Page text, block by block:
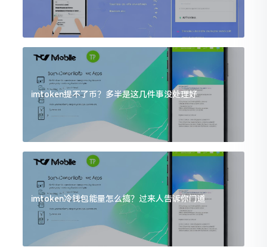
imtoken提不了币？多半是这几件事没处理好
imtoken冷钱包能量怎么搞？过来人告诉你门道